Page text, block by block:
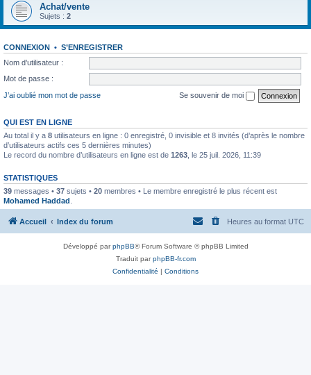
Achat/vente
Sujets : 2
CONNEXION • S’ENREGISTRER
Nom d’utilisateur :
Mot de passe :
J’ai oublié mon mot de passe
Se souvenir de moi
QUI EST EN LIGNE
Au total il y a 8 utilisateurs en ligne : 0 enregistré, 0 invisible et 8 invités (d’après le nombre
d’utilisateurs actifs ces 5 dernières minutes)
Le record du nombre d’utilisateurs en ligne est de 1263 , le 25 juil. 2026, 11:39
STATISTIQUES
39 messages • 37 sujets • 20 membres • Le membre enregistré le plus récent est
Mohamed Haddad
Accueil Index du forum Heures au format UTC
Développé parphpBB® Forum Software © phpBB Limited
Traduit parphpBB-fr.com
Confidentialité | Conditions